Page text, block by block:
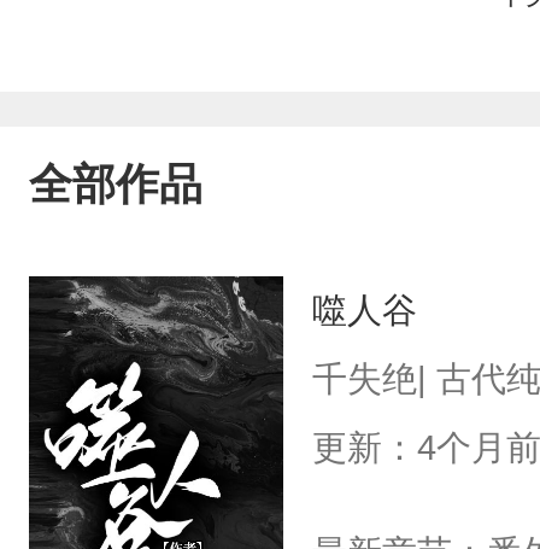
全部作品
噬人谷
千失绝| 古代
更新：4个月前